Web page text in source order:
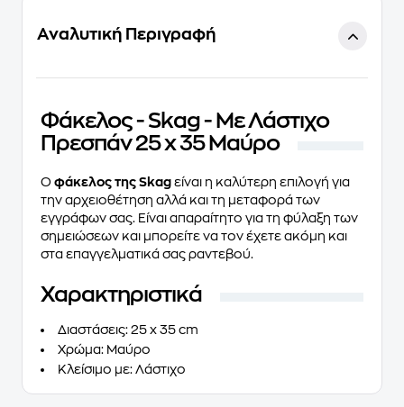
Αναλυτική Περιγραφή
Φάκελος - Skag - Με Λάστιχο
Πρεσπάν 25 x 35 Μαύρο
Ο φάκελος της Skag είναι η καλύτερη επιλογή για
την αρχειοθέτηση αλλά και τη μεταφορά των
εγγράφων σας. Είναι απαραίτητο για τη φύλαξη των
σημειώσεων και μπορείτε να τον έχετε ακόμη και
στα επαγγελματικά σας ραντεβού.
Χαρακτηριστικά
Διαστάσεις: 25 x 35 cm
Χρώμα: Μαύρο
Κλείσιμο με: Λάστιχο